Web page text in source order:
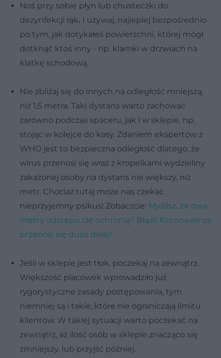
Noś przy sobie płyn lub chusteczki do
dezynfekcji rąk. I używaj, najlepiej bezpośrednio
po tym, jak dotykałeś powierzchni, której mógł
dotknąć ktoś inny - np. klamki w drzwiach na
klatkę schodową.
Nie zbliżaj się do innych na odległość mniejszą,
niż 1,5 metra. Taki dystans warto zachować
zarówno podczas spaceru, jak i w sklepie, np.
stojąc w kolejce do kasy. Zdaniem ekspertów z
WHO jest to bezpieczna odległość dlatego, że
wirus przenosi się wraz z kropelkami wydzieliny
zakażonej osoby na dystans nie większy, niż
metr. Chociaż tutaj może nas czekać
nieprzyjemny psikus! Zobaczcie: Myślisz, że dwa
metry odstępu cię ochronią? Błąd! Koronawirus
przenosi się dużo dalej!
Jeśli w sklepie jest tłok, poczekaj na zewnątrz.
Większość placówek wprowadziło już
rygorystyczne zasady postępowania, tym
niemniej są i takie, które nie ograniczają limitu
klientów. W takiej sytuacji warto poczekać na
zewnątrz, aż ilość osób w sklepie znacząco się
zmniejszy, lub przyjść później.